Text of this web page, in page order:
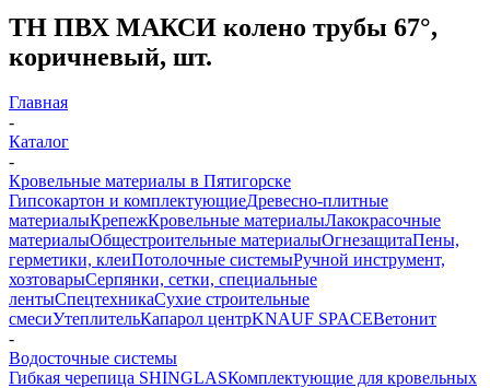
ТН ПВХ МАКСИ колено трубы 67°,
коричневый, шт.
Главная
-
Каталог
-
Кровельные материалы в Пятигорске
Гипсокартон и комплектующиеДревесно-плитные
материалыКрепежКровельные материалыЛакокрасочные
материалыОбщестроительные материалыОгнезащитаПены,
герметики, клеиПотолочные системыРучной инструмент,
хозтоварыСерпянки, сетки, специальные
лентыСпецтехникаСухие строительные
смесиУтеплительКапарол центрKNAUF SPACEВетонит
-
Водосточные системы
Гибкая черепица SHINGLASКомплектующие для кровельных